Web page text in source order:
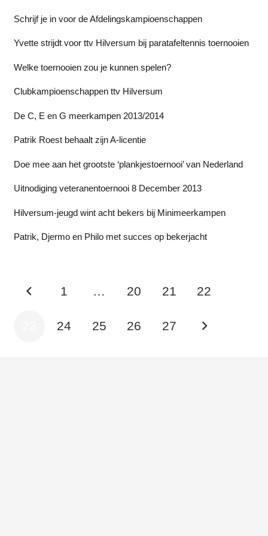
Schrijf je in voor de Afdelingskampioenschappen
Yvette strijdt voor ttv Hilversum bij paratafeltennis toernooien
Welke toernooien zou je kunnen spelen?
Clubkampioenschappen ttv Hilversum
De C, E en G meerkampen 2013/2014
Patrik Roest behaalt zijn A-licentie
Doe mee aan het grootste ‘plankjestoernooi’ van Nederland
Uitnodiging veteranentoernooi 8 December 2013
Hilversum-jeugd wint acht bekers bij Minimeerkampen
Patrik, Djermo en Philo met succes op bekerjacht
1 20 21 22
24 25 26 27